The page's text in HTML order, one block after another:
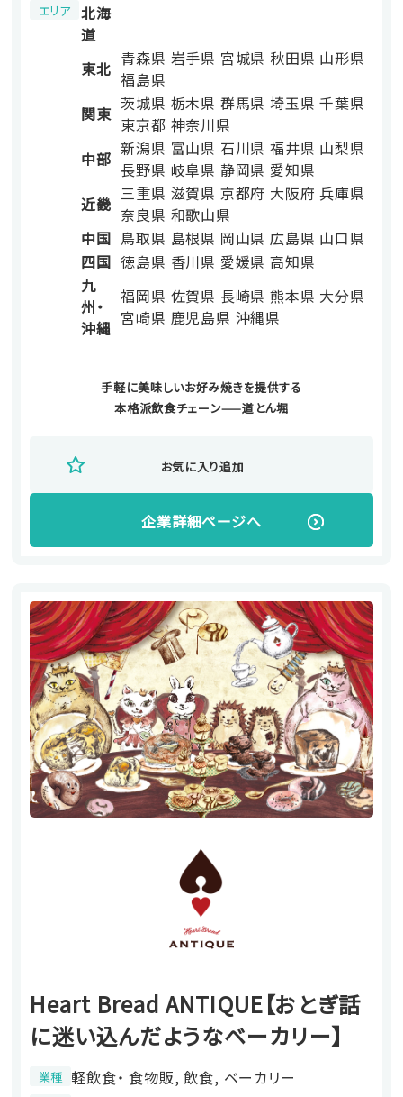
エリア
北海
道
東北 青森県 岩手県 宮城県 秋田県 山形県
福島県
関東 茨城県 栃木県 群馬県 埼玉県 千葉県
東京都 神奈川県
中部 新潟県 富山県 石川県 福井県 山梨県
長野県 岐阜県 静岡県 愛知県
近畿 三重県 滋賀県 京都府 大阪府 兵庫県
奈良県 和歌山県
中国 鳥取県 島根県 岡山県 広島県 山口県
四国 徳島県 香川県 愛媛県 高知県
九
州・
沖縄
福岡県 佐賀県 長崎県 熊本県 大分県
宮崎県 鹿児島県 沖縄県
手軽に美味しいお好み焼きを提供する
本格派飲食チェーン——道とん堀
お気に入り追加
企業詳細ページへ
Heart Bread ANTIQUE【おとぎ話
に迷い込んだようなベーカリー】
業種 軽飲食・ 食物販, 飲食, ベーカリー